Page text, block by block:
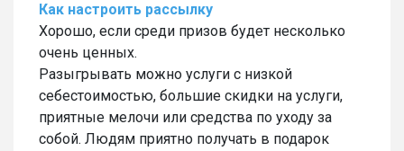
Как настроить рассылку
Хорошо, если среди призов будет несколько
очень ценных.
Разыгрывать можно услуги с низкой
себестоимостью, большие скидки на услуги,
приятные мелочи или средства по уходу за
собой. Людям приятно получать в подарок